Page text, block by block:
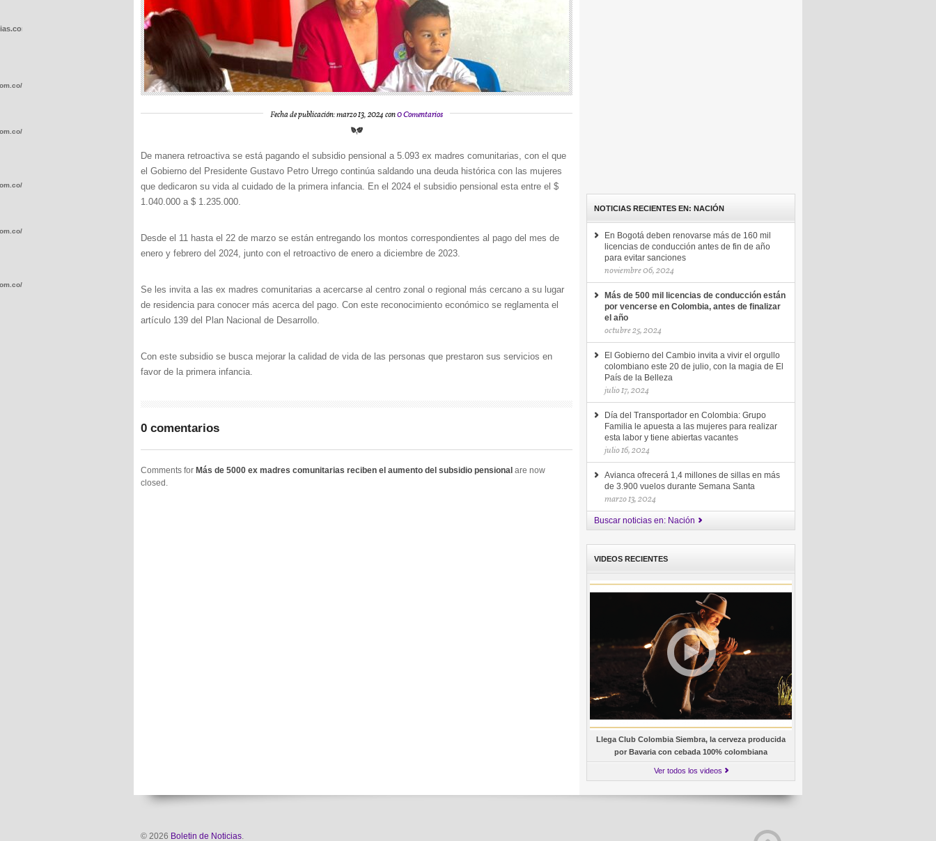
Fecha de publicación: marzo 13, 2024 con0 Comentarios
De manera retroactiva se está pagando el subsidio pensional a 5.093 ex madres comunitarias, con el que
el Gobierno del Presidente Gustavo Petro Urrego continúa saldando una deuda histórica con las mujeres
que dedicaron su vida al cuidado de la primera infancia. En el 2024 el subsidio pensional esta entre el $
1.040.000 a $ 1.235.000.
Desde el 11 hasta el 22 de marzo se están entregando los montos correspondientes al pago del mes de
enero y febrero del 2024, junto con el retroactivo de enero a diciembre de 2023.
Se les invita a las ex madres comunitarias a acercarse al centro zonal o regional más cercano a su lugar
de residencia para conocer más acerca del pago. Con este reconocimiento económico se reglamenta el
artículo 139 del Plan Nacional de Desarrollo.
Con este subsidio se busca mejorar la calidad de vida de las personas que prestaron sus servicios en
favor de la primera infancia.
0 comentarios
Comments for Más de 5000 ex madres comunitarias reciben el aumento del subsidio pensional are now
closed.
NOTICIAS RECIENTES EN: NACIÓN
En Bogotá deben renovarse más de 160 mil
licencias de conducción antes de fin de año
para evitar sanciones
noviembre 06, 2024
Más de 500 mil licencias de conducción están
por vencerse en Colombia, antes de finalizar
el año
octubre 25, 2024
El Gobierno del Cambio invita a vivir el orgullo
colombiano este 20 de julio, con la magia de El
País de la Belleza
julio 17, 2024
Día del Transportador en Colombia: Grupo
Familia le apuesta a las mujeres para realizar
esta labor y tiene abiertas vacantes
julio 16, 2024
Avianca ofrecerá 1,4 millones de sillas en más
de 3.900 vuelos durante Semana Santa
marzo 13, 2024
Buscar noticias en: Nación
VIDEOS RECIENTES
Llega Club Colombia Siembra, la cerveza producida
por Bavaria con cebada 100% colombiana
Ver todos los videos
© 2026 Boletin de Noticias.
wp-
wp-
wp-
wp-
wp-
wp-